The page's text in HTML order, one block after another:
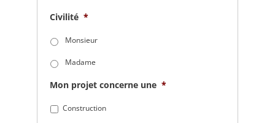
Civilité *
Monsieur
Madame
Mon projet concerne une *
Construction